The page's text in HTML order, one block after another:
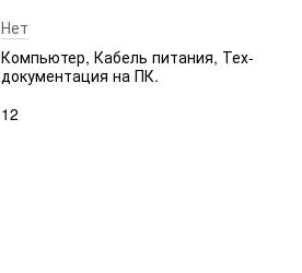
Нет
Компьютер, Кабель питания, Тех-
документация на ПК.
12